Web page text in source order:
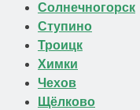
Солнечногорск
Ступино
Троицк
Химки
Чехов
Щёлково